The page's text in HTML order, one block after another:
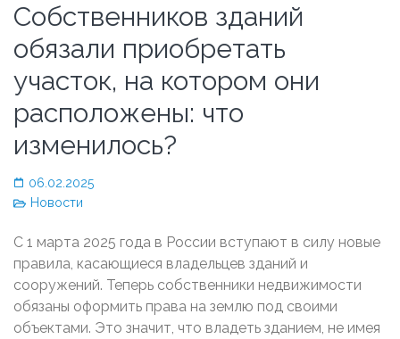
Собственников зданий
обязали приобретать
участок, на котором они
расположены: что
изменилось?
06.02.2025
Новости
С 1 марта 2025 года в России вступают в силу новые
правила, касающиеся владельцев зданий и
сооружений. Теперь собственники недвижимости
обязаны оформить права на землю под своими
объектами. Это значит, что владеть зданием, не имея